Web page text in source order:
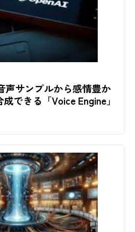
声サンプルから感情豊か
できる「Voice Engine」